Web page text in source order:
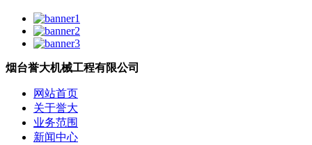
烟台誉大机械工程有限公司
网站首页
关于誉大
业务范围
新闻中心